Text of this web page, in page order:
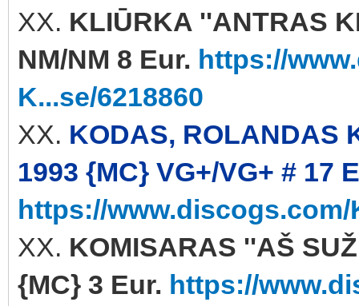
XX. KLIŪRKA ''ANTRAS
NM/NM 8 Eur. https://
K...se/6218860
XX. KODAS, ROLANDAS
1993 {MC} VG+/VG+ # 17
https://www.discogs.com/
XX. KOMISARAS ''AŠ
{MC} 3 Eur. https://